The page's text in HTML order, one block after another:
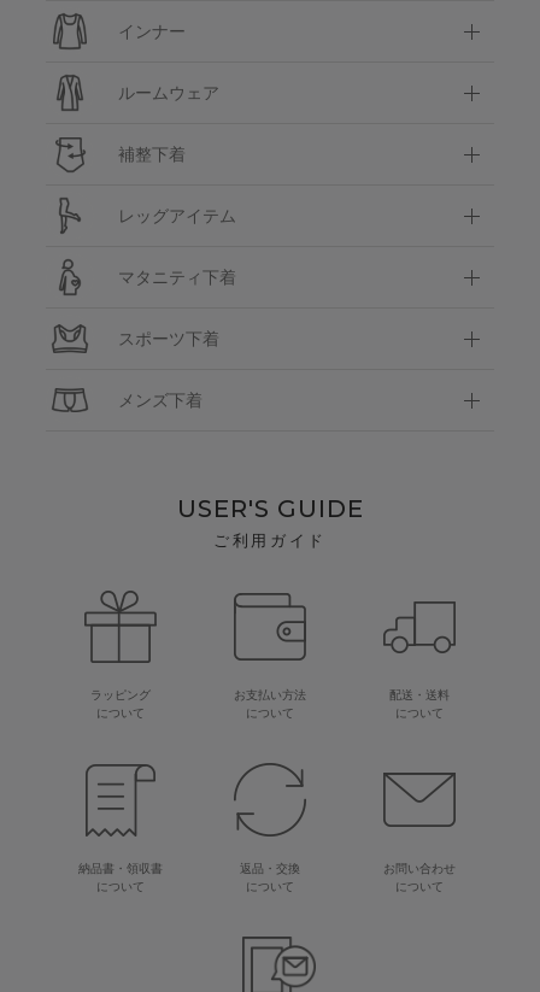
インナー
ルームウェア
補整下着
レッグアイテム
マタニティ下着
スポーツ下着
メンズ下着
USER'S GUIDE
ご利用ガイド
ラッピング
について
お支払い方法
について
配送・送料
について
納品書・領収書
について
返品・交換
について
お問い合わせ
について